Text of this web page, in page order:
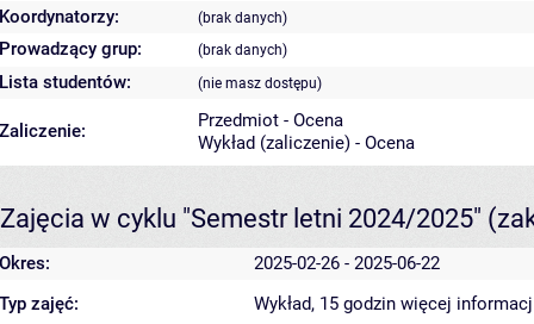
Koordynatorzy:
(brak danych)
Prowadzący grup: (brak danych)
Lista studentów: (nie masz dostępu)
Zaliczenie:
Przedmiot - Ocena
Wykład (zaliczenie) - Ocena
Zajęcia w cyklu "Semestr letni 2024/2025"
Okres:
2025-02-26 - 2025-06-22
Typ zajęć:
Wykład, 15 godzin więcej